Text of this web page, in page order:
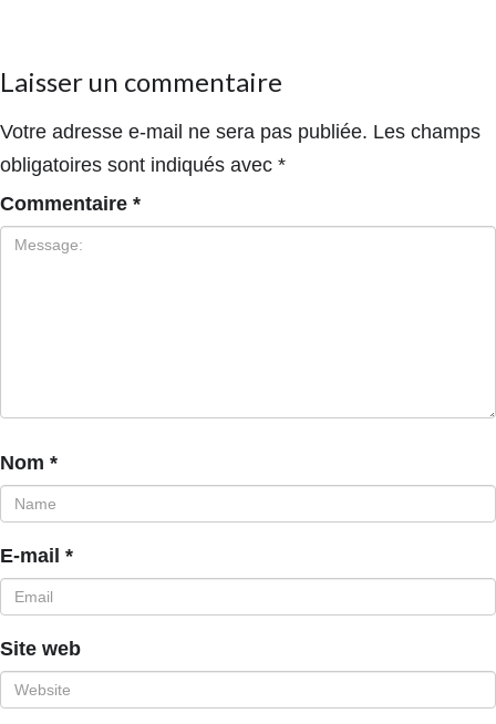
Laisser un commentaire
Votre adresse e-mail ne sera pas publiée. Les champs
obligatoires sont indiqués avec *
Commentaire *
Nom *
E-mail *
Site web